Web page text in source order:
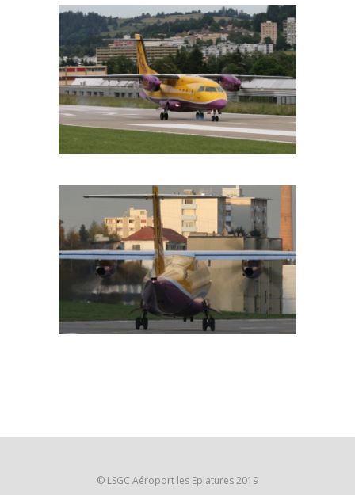
© LSGC Aéroport les Eplatures 2019